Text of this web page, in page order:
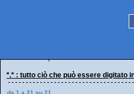
*.* : tutto ciò che può essere digitato
da 1 a 21 su 21